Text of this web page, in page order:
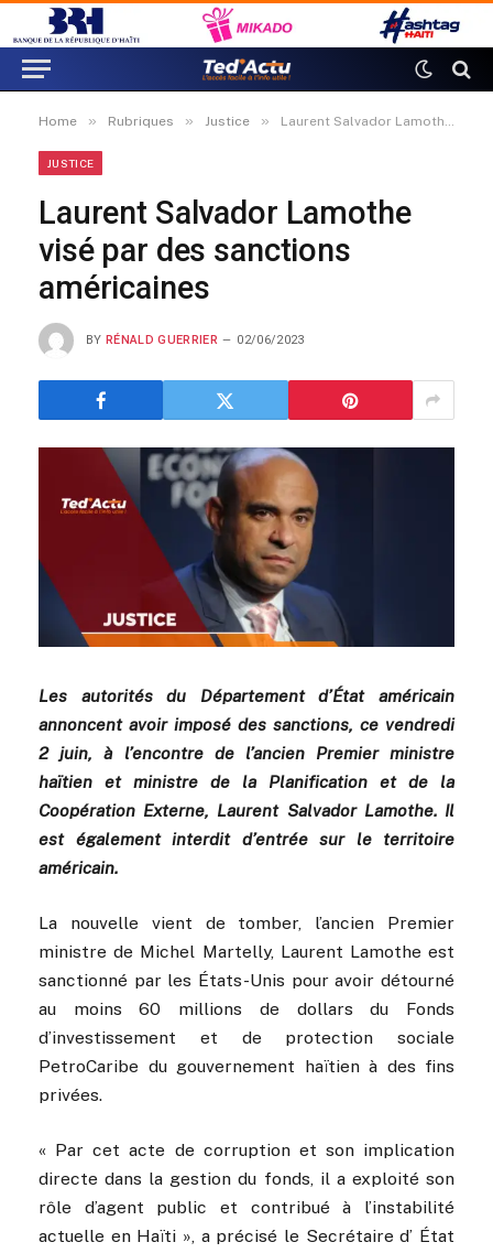
Home » Rubriques » Justice » Laurent Salvador Lamothe visé par des sanctions américaines
JUSTICE
Laurent Salvador Lamothe
visé par des sanctions
américaines
BY RÉNALD GUERRIER 02/06/2023
Les autorités du Département d’État américain
annoncent avoir imposé des sanctions, ce vendredi
2 juin, à l’encontre de l’ancien Premier ministre
haïtien et ministre de la Planification et de la
Coopération Externe, Laurent Salvador Lamothe. Il
est également interdit d’entrée sur le territoire
américain.
La nouvelle vient de tomber, l’ancien Premier
ministre de Michel Martelly, Laurent Lamothe est
sanctionné par les États-Unis pour avoir détourné
au moins 60 millions de dollars du Fonds
d’investissement et de protection sociale
PetroCaribe du gouvernement haïtien à des fins
privées.
« Par cet acte de corruption et son implication
directe dans la gestion du fonds, il a exploité son
rôle d’agent public et contribué à l’instabilité
actuelle en Haïti », a précisé le Secrétaire d’ État